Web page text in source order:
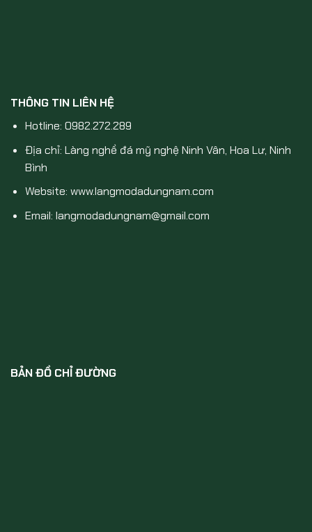
THÔNG TIN LIÊN HỆ
Hotline: 0982.272.289
Địa chỉ: Làng nghề đá mỹ nghệ Ninh Vân, Hoa Lư, Ninh
Bình
Website: www.langmodadungnam.com
Email: langmodadungnam@gmail.com
BẢN ĐỒ CHỈ ĐƯỜNG